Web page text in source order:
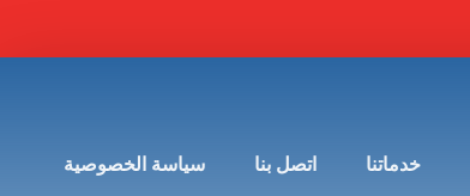
خدماتنا اتصل بنا سياسة الخصوصية